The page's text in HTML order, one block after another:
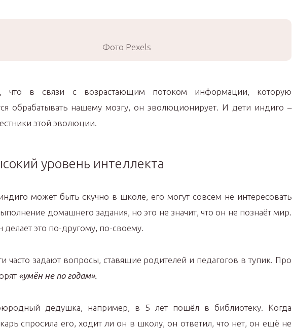
Фото Pexels
что в связи с возрастающим потоком информации, которую
обрабатывать нашему мозгу, он эволюционирует. И дети индиго –
этой эволюции.
уровень интеллекта
может быть скучно в школе, его могут совсем не интересовать
домашнего задания, но это не значит, что он не познаёт мир.
делает это по-другому, по-своему.
часто задают вопросы, ставящие родителей и педагогов в тупик. Про
«умён не по годам».
дедушка, например, в 5 лет пошёл в библиотеку. Когда
спросила его, ходит ли он в школу, он ответил, что нет, он ещё не